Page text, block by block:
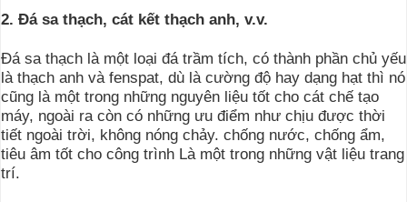
2. Đá sa thạch, cát kết thạch anh, v.v.
Đá sa thạch là một loại đá trầm tích, có thành phần chủ yếu
là thạch anh và fenspat, dù là cường độ hay dạng hạt thì nó
cũng là một trong những nguyên liệu tốt cho cát chế tạo
máy, ngoài ra còn có những ưu điểm như chịu được thời
tiết ngoài trời, không nóng chảy. chống nước, chống ẩm,
tiêu âm tốt cho công trình Là một trong những vật liệu trang
trí.